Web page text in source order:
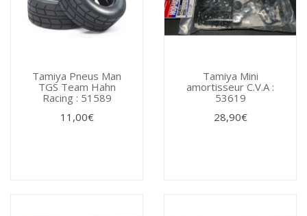
Tamiya Pneus Man
TGS Team Hahn
Racing : 51589
11,00€
Tamiya Mini
amortisseur C.V.A :
53619
28,90€